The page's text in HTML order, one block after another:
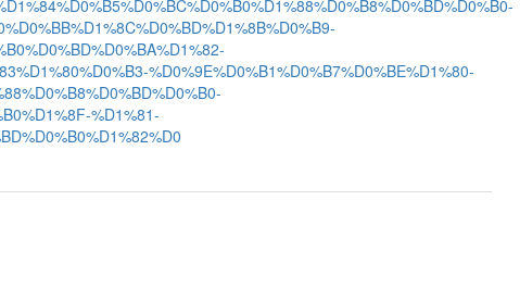
%D0%9E%D0%B1%D0%B7%D0%BE%D1%80-
%D1%81-